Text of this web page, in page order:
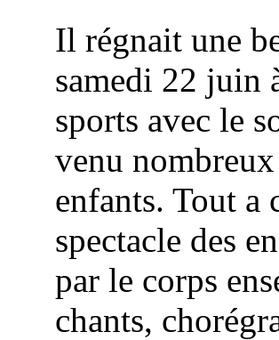
Il régnait une
samedi 22 juin
sports avec le
venu
enfants. Tout a
spectacle des
par le corps
chants,